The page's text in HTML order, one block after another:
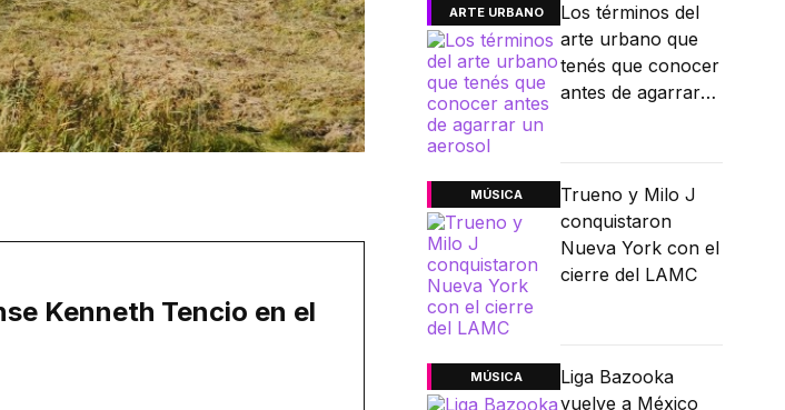
Kenneth Tencio en el
ARTE URBANO
Los términos del
arte urbano que
tenés que conocer
antes de agarrar
MÚSICA
Trueno y Milo J
conquistaron
Nueva York con el
cierre del LAMC
MÚSICA
Liga Bazooka
vuelve a México